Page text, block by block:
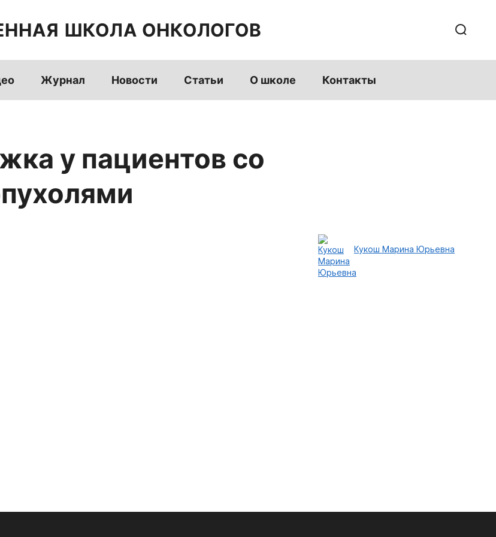
ШКОЛА ОНКОЛОГОВ
Журнал Новости Статьи О школе Контакты
у пациентов со
Кукош Марина Юрьевна